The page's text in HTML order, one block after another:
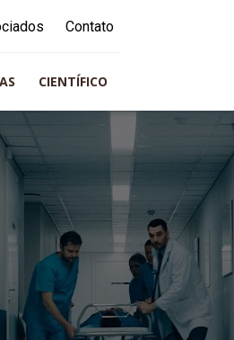
Contato
CIENTÍFICO